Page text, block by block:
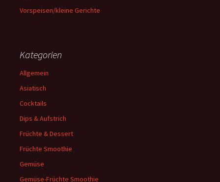
Vorspeisen/kleine Gerichte
Kategorien
Allgemein
Asiatisch
Cocktails
Dips & Aufstrich
Früchte & Dessert
Früchte Smoothie
Gemüse
Gemüse-Früchte Smoothie